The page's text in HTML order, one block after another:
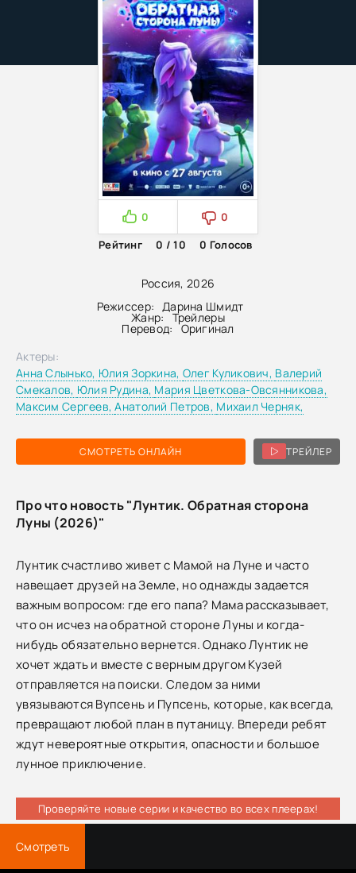
Россия, 2026
Режиссер: Дарина Шмидт
Жанр: Трейлеры
Перевод: Оригинал
0
0
Рейтинг
0 / 10 0 Голосов
СМОТРЕТЬ ОНЛАЙН ТРЕЙЛЕР
Актеры:
Анна Слынько, Юлия Зоркина, Олег Куликович, Валерий
Смекалов, Юлия Рудина, Мария Цветкова-Овсянникова,
Максим Сергеев,Анатолий Петров, Михаил Черняк,
Про что новость "Лунтик. Обратная сторона
Луны (2026)"
Лунтик счастливо живет с Мамой на Луне и часто
навещает друзей на Земле, но однажды задается
важным вопросом: где его папа? Мама рассказывает,
что он исчез на обратной стороне Луны и когда-
нибудь обязательно вернется. Однако Лунтик не
хочет ждать и вместе с верным другом Кузей
отправляется на поиски. Следом за ними
увязываются Вупсень и Пупсень, которые, как всегда,
превращают любой план в путаницу. Впереди ребят
ждут невероятные открытия, опасности и большое
лунное приключение.
Проверяйте новые серии и качество во всех плеерах!
Смотреть